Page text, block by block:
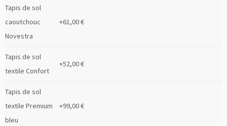
Tapis de sol
caoutchouc
Novestra
+61,00 €
Tapis de sol
textile Confort
+52,00 €
Tapis de sol
textile Premium
bleu
+99,00 €